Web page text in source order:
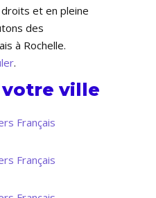
et en pleine
des
à Rochelle.
.
votre ville
Français
Français